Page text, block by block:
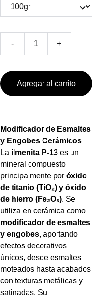
- +
Agregar al carrito
Modificador de Esmaltes
y Engobes Cerámicos
La ilmenita P-13 es un
mineral compuesto
principalmente por óxido
de titanio (TiO₂) y óxido
de hierro (Fe₂O₃). Se
utiliza en cerámica como
modificador de esmaltes
y engobes, aportando
efectos decorativos
únicos, desde esmaltes
moteados hasta acabados
con texturas metálicas y
satinadas. Su